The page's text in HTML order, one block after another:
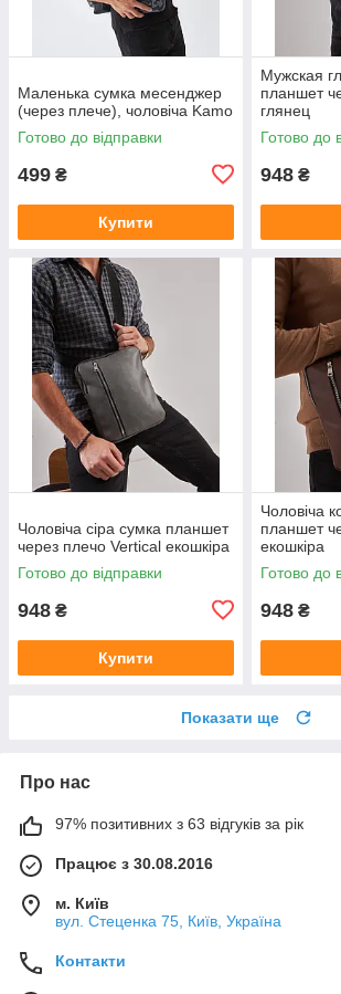
Маленька сумка месенджер
(через плече), чоловіча Kamo
Готово до відправки
499 ₴
Купити
Мужская
планшет
глянец
Готово до
948 ₴
Чоловіча сіра сумка планшет
через плечо Vertical екошкіра
Готово до відправки
948 ₴
Купити
Чоловіча
планшет
екошкіра
Готово до
948 ₴
Показати ще
Про нас
97% позитивних з 63 відгуків за рік
Працює з 30.08.2016
м. Київ
вул. Стеценка 75, Київ, Україна
Контакти